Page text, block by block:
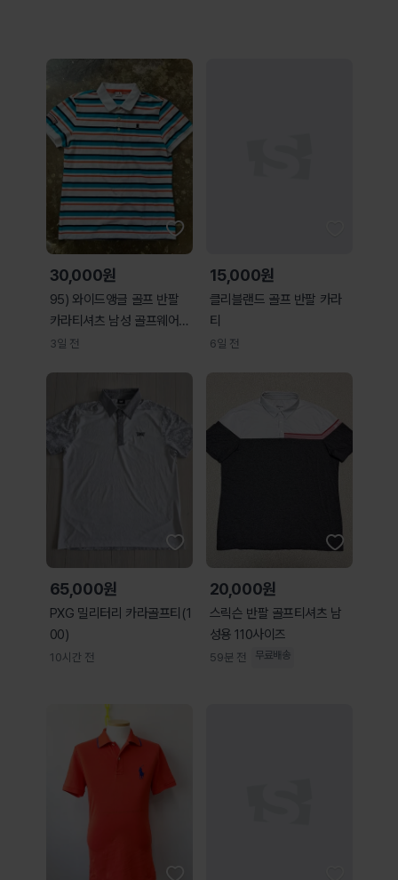
30,000원
95) 와이드앵글 골프 반팔
카라티셔츠 남성 골프웨어
골프의류
3일 전
15,000원
클리블랜드 골프 반팔 카라
티
6일 전
65,000원
PXG 밀리터리 카라골프티(1
00)
10시간 전
20,000원
스릭슨 반팔 골프티셔츠 남
성용 110사이즈
59분 전 무료배송